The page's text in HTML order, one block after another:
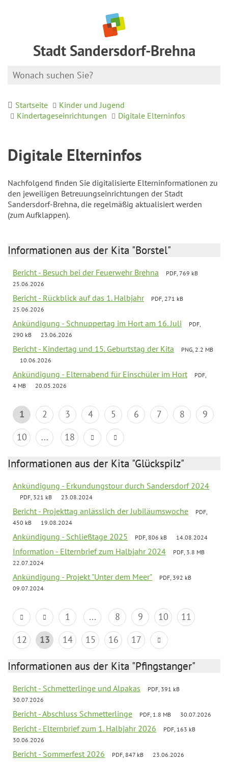
Stadt Sandersdorf-Brehna
Startseite
Kinder und Jugend
Kindertageseinrichtungen
Digitale Elterninfos
Digitale Elterninfos
Nachfolgend finden Sie digitalisierte Elterninformationen zu
den jeweiligen Betreuungseinrichtungen der Stadt
Sandersdorf-Brehna, die regelmäßig aktualisiert werden
(zum Aufklappen).
Informationen aus der Kita "Borstel"
Bericht - Besuch bei der Feuerwehr Brehna
PDF, 769 kB
25.06.2026
Bericht - Rückblick auf das 1. Halbjahr
PDF, 271 kB
25.06.2026
Ankündigung - Schnuppertag im Hort am 16. Juli
PDF,
290 kB
23.06.2026
Bericht - Kindertag und 15. Geburtstag der Kita
PNG, 2.2 MB
10.06.2026
Ankündigung - Elternabend für Einschüler im Hort
PDF,
4 MB
20.05.2026
1 2 3 4 5 6 7 8
9
10
... 18
Informationen aus der Kita "Glückspilz"
Ankündigung - Erkundungstour durch Sandersdorf 2024
PDF, 321 kB 23.08.2024
Bericht - Projekttag anlässlich der Jubiläumswoche
PDF,
450 kB
19.08.2024
Ankündigung - Schließtage 2025 PDF, 806 kB 14.08.2024
Information - Elternbrief zum Halbjahr 2024
PDF, 3.8 MB
22.07.2024
Ankündigung - Projekt "Unter dem Meer"
PDF, 392 kB
09.07.2024
1 ... 8 9 10
11
12
13 14 15 16 17
Informationen aus der Kita "Pfingstanger"
Bericht - Schmetterlinge und Alpakas
PDF, 391 kB
30.07.2026
Bericht - Abschluss Schmetterlinge PDF, 1.8 MB 30.07.2026
Bericht - Elternbrief zum 1. Halbjahr 2026
PDF, 163 kB
30.06.2026
Bericht - Sommerfest 2026 PDF, 847 kB 23.06.2026